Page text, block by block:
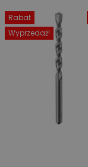
Rabat
Wyprzedaż!